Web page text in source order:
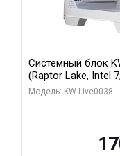
Системный блок
(Raptor Lake, Intel
модуля)/ Gigabyte
Модель: KW-Live0038